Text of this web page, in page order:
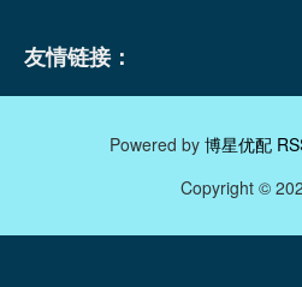
友情链接：
Powered by 博星优配
Copyright ©